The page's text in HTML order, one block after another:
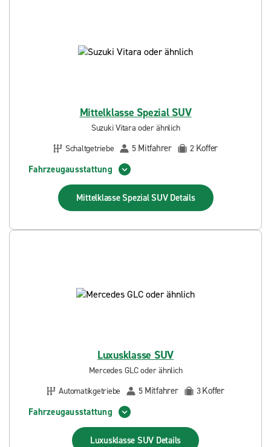
Mittelklasse Spezial SUV
Suzuki Vitara oder ähnlich
Schaltgetriebe
5 Mitfahrer 2 Koffer
Fahrzeugausstattung
Mittelklasse Spezial SUV Details
Luxusklasse SUV
Mercedes GLC oder ähnlich
Automatikgetriebe
5 Mitfahrer 3Koffer
Fahrzeugausstattung
Luxusklasse SUV Details